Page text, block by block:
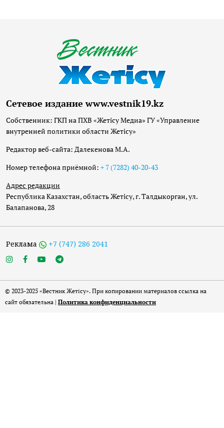
Сетевое издание www.vestnik19.kz
Собственник: ГКП на ПХВ «Жетісу Медиа» ГУ «Управление
внутренней политики области Жетісу»
Редактор веб-сайта: Далекенова М.А.
Номер телефона приёмной: + 7 (7282) 40-20-43
Адрес редакции
Республика Казахстан, область Жетісу, г. Талдыкорган, ул.
Балапанова, 28
Реклама +7 (747) 286 2041
© 2023-2025 «Вестник Жетісу». При копировании материалов ссылка на
сайт обязательна | Политика конфиденциальности